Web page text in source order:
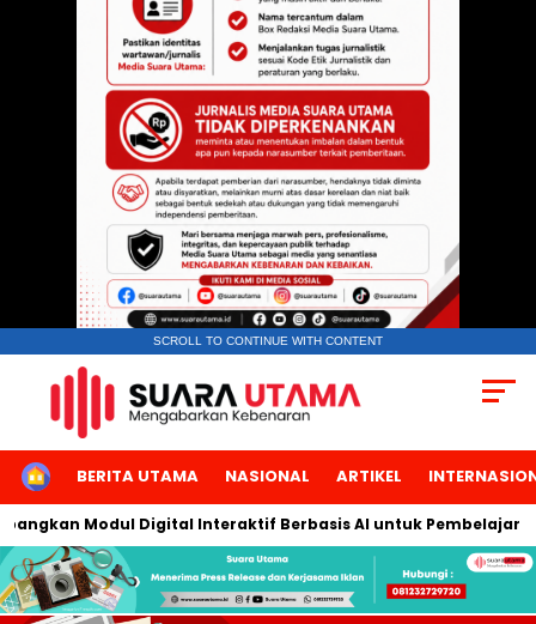
SCROLL TO CONTINUE WITH CONTENT
HOMEBERITA UTAMA NASIONAL ARTIKEL
Modul Digital Interaktif Berbasis AI untuk Pembelajaran